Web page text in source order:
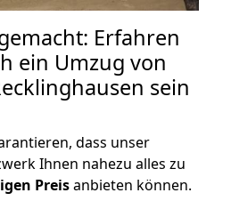
Erfahren
ein Umzug von
sein
dass unser
Ihnen nahezu alles zu
Preisanbieten können.